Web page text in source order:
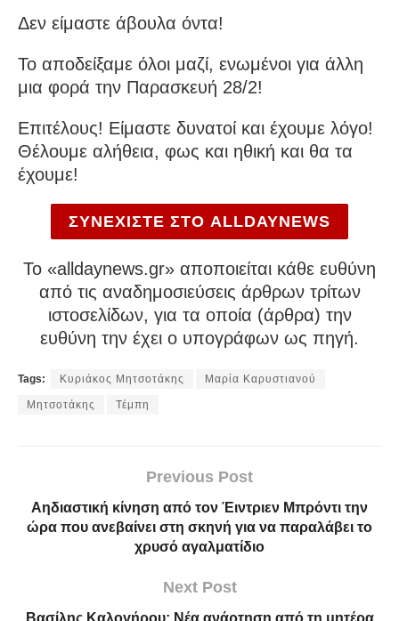
Δεν είμαστε άβουλα όντα!
Το αποδείξαμε όλοι μαζί, ενωμένοι για άλλη
μια φορά την Παρασκευή 28/2!
Επιτέλους! Είμαστε δυνατοί και έχουμε λόγο!
Θέλουμε αλήθεια, φως και ηθική και θα τα
έχουμε!
ΣΥΝΕΧΙΣΤΕ ΣΤΟ ALLDAYNEWS
To «alldaynews.gr» αποποιείται κάθε ευθύνη
από τις αναδημοσιεύσεις άρθρων τρίτων
ιστοσελίδων, για τα οποία (άρθρα) την
ευθύνη την έχει ο υπογράφων ως πηγή.
Tags: Κυριάκος Μητσοτάκης Μαρία Καρυστιανού
Μητσοτάκης Τέμπη
Previous Post
Αηδιαστική κίνηση από τον Έιντριεν Μπρόντι την
ώρα που ανεβαίνει στη σκηνή για να παραλάβει το
χρυσό αγαλματίδιο
Next Post